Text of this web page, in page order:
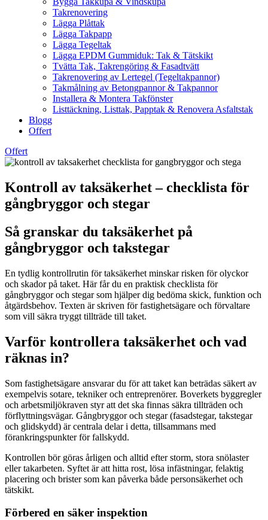
Takrenovering
Lägga Plåttak
Lägga Takpapp
Lägga Tegeltak
Lägga EPDM Gummiduk: Tak & Tätskikt
Tvätta Tak, Takrengöring & Fasadtvätt
Takrenovering av Lertegel (Tegeltakpannor)
Takmålning av Betongpannor & Takpannor
Installera & Montera Takfönster
Listtäckning, Listtak, Papptak & Renovera Asfaltstak
Blogg
Offert
Offert
Kontroll av taksäkerhet – checklista för
gångbryggor och stegar
Så granskar du taksäkerhet på
gångbryggor och takstegar
En tydlig kontrollrutin för taksäkerhet minskar risken för olyckor
och skador på taket. Här får du en praktisk checklista för
gångbryggor och stegar som hjälper dig bedöma skick, funktion och
åtgärdsbehov. Texten är skriven för fastighetsägare och förvaltare
som vill säkra tryggt tillträde till taket.
Varför kontrollera taksäkerhet och vad
räknas in?
Som fastighetsägare ansvarar du för att taket kan beträdas säkert av
exempelvis sotare, tekniker och entreprenörer. Boverkets byggregler
och arbetsmiljökraven styr att det ska finnas säkra tillträden och
förflyttningsvägar. Gångbryggor och stegar (fasadstegar, takstegar
och glidskydd) är centrala delar i detta, tillsammans med
förankringspunkter för fallskydd.
Kontrollen bör göras årligen och alltid efter storm, stora snölaster
eller takarbeten. Syftet är att hitta rost, lösa infästningar, felaktig
placering och brister som kan påverka både personsäkerhet och
tätskikt.
Förbered en säker inspektion